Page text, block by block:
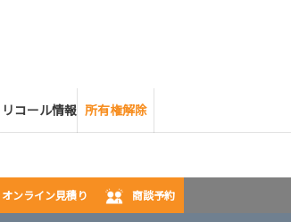
リコール情報 所有権解除
オンライン見積り 商談予約